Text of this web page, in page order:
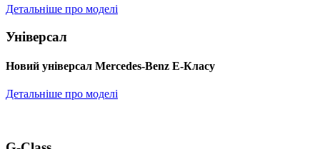
Детальніше про моделі
Універсал
Новий універсал Mercedes-Benz E-Класу
Детальніше про моделі